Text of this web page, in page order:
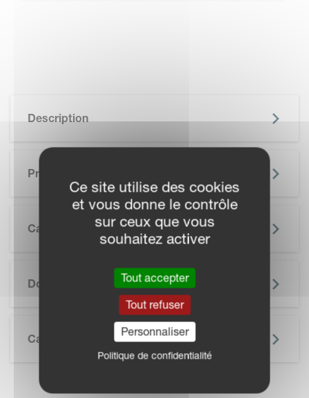
Description
Principaux Avantages
Caractéristiques
Documentation
Caractéristiques Techniques
Ce site utilise des cookies
et vous donne le contrôle
sur ceux que vous
souhaitez activer
Tout accepter
Tout refuser
Personnaliser
Politique de confidentialité